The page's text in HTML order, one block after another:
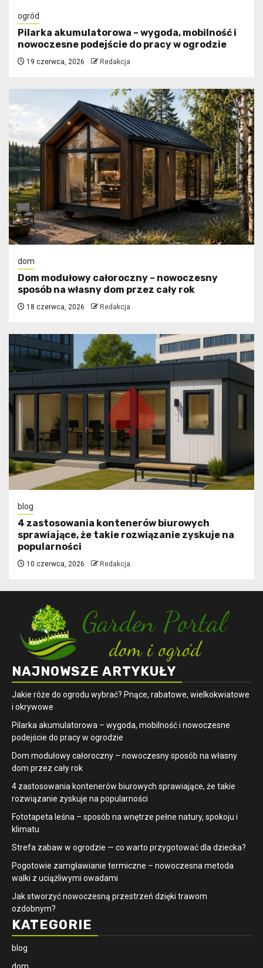
ogród
Pilarka akumulatorowa – wygoda, mobilność i
nowoczesne podejście do pracy w ogrodzie
19 czerwca, 2026 Redakcja
dom
Dom modułowy całoroczny – nowoczesny
sposób na własny dom przez cały rok
18 czerwca, 2026 Redakcja
blog
4 zastosowania kontenerów biurowych
sprawiające, że takie rozwiązanie zyskuje na
popularności
10 czerwca, 2026 Redakcja
NAJNOWSZE ARTYKUŁY
Jakie róże do ogrodu wybrać? Pnące, rabatowe, wielkokwiatowe
i okrywowe
Pilarka akumulatorowa – wygoda, mobilność i nowoczesne
podejście do pracy w ogrodzie
Dom modułowy całoroczny – nowoczesny sposób na własny
dom przez cały rok
4 zastosowania kontenerów biurowych sprawiające, że takie
rozwiązanie zyskuje na popularności
​Fototapeta leśna – sposób na wnętrze pełne natury, spokoju i
klimatu
Strefa zabaw w ogrodzie — co warto przygotować dla dziecka?
Pogotowie zamgławianie termiczne – nowoczesna metoda
walki z uciążliwymi owadami
Jak stworzyć nowoczesną przestrzeń dzięki trawom
ozdobnym?
KATEGORIE
blog